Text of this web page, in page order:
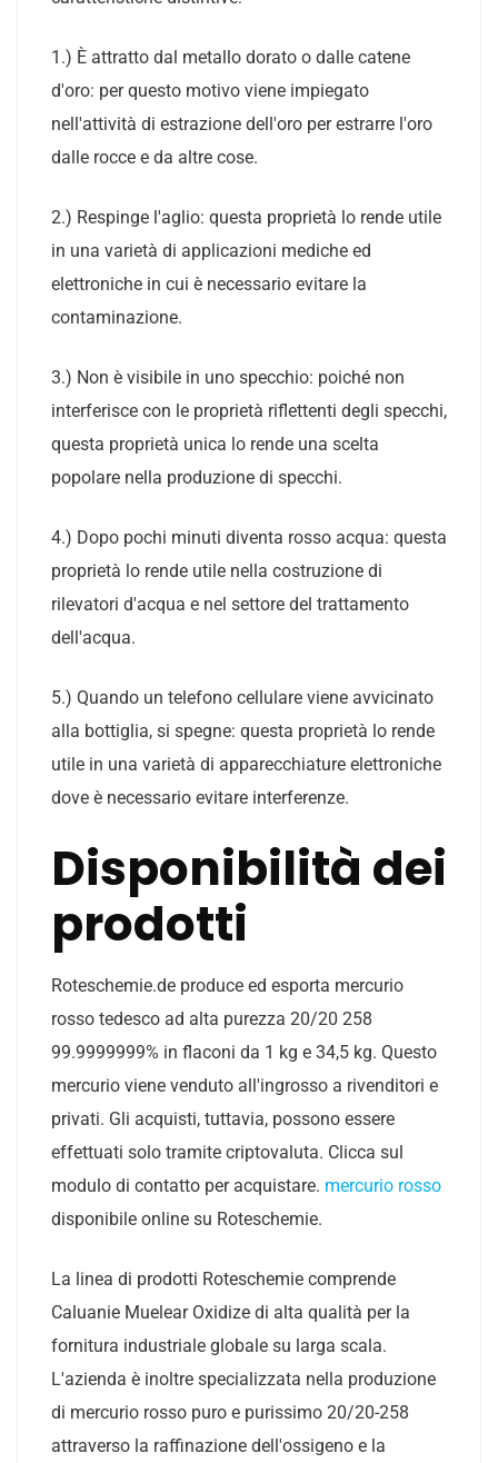
1.) È attratto dal metallo dorato o dalle catene
d'oro: per questo motivo viene impiegato
nell'attività di estrazione dell'oro per estrarre l'oro
dalle rocce e da altre cose.
2.) Respinge l'aglio: questa proprietà lo rende utile
in una varietà di applicazioni mediche ed
elettroniche in cui è necessario evitare la
contaminazione.
3.) Non è visibile in uno specchio: poiché non
interferisce con le proprietà riflettenti degli specchi,
questa proprietà unica lo rende una scelta
popolare nella produzione di specchi.
4.) Dopo pochi minuti diventa rosso acqua: questa
proprietà lo rende utile nella costruzione di
rilevatori d'acqua e nel settore del trattamento
dell'acqua.
5.) Quando un telefono cellulare viene avvicinato
alla bottiglia, si spegne: questa proprietà lo rende
utile in una varietà di apparecchiature elettroniche
dove è necessario evitare interferenze.
Disponibilità dei
prodotti
Roteschemie.de produce ed esporta mercurio
rosso tedesco ad alta purezza 20/20 258
99.9999999% in flaconi da 1 kg e 34,5 kg. Questo
mercurio viene venduto all'ingrosso a rivenditori e
privati. Gli acquisti, tuttavia, possono essere
effettuati solo tramite criptovaluta. Clicca sul
modulo di contatto per acquistare. mercurio rosso
disponibile online su Roteschemie.
La linea di prodotti Roteschemie comprende
Caluanie Muelear Oxidize di alta qualità per la
fornitura industriale globale su larga scala.
L'azienda è inoltre specializzata nella produzione
di mercurio rosso puro e purissimo 20/20-258
attraverso la raffinazione dell'ossigeno e la